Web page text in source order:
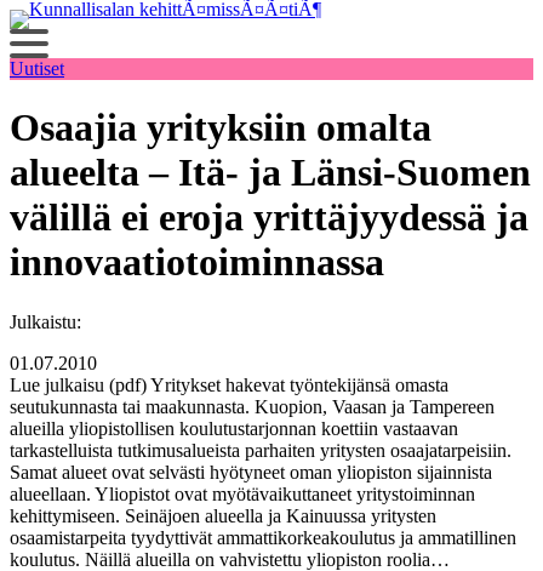
Siirry
sisältöön
Uutiset
Osaajia yrityksiin omalta
alueelta – Itä- ja Länsi-Suomen
välillä ei eroja yrittäjyydessä ja
innovaatiotoiminnassa
Julkaistu:
01.07.2010
Lue julkaisu (pdf) Yritykset hakevat työntekijänsä omasta
seutukunnasta tai maakunnasta. Kuopion, Vaasan ja Tampereen
alueilla yliopistollisen koulutustarjonnan koettiin vastaavan
tarkastelluista tutkimusalueista parhaiten yritysten osaajatarpeisiin.
Samat alueet ovat selvästi hyötyneet oman yliopiston sijainnista
alueellaan. Yliopistot ovat myötävaikuttaneet yritystoiminnan
kehittymiseen. Seinäjoen alueella ja Kainuussa yritysten
osaamistarpeita tyydyttivät ammattikorkeakoulutus ja ammatillinen
koulutus. Näillä alueilla on vahvistettu yliopiston roolia…